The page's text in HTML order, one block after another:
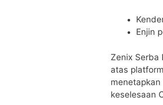
Enjin
Zenix Serba
atas
keselesaan